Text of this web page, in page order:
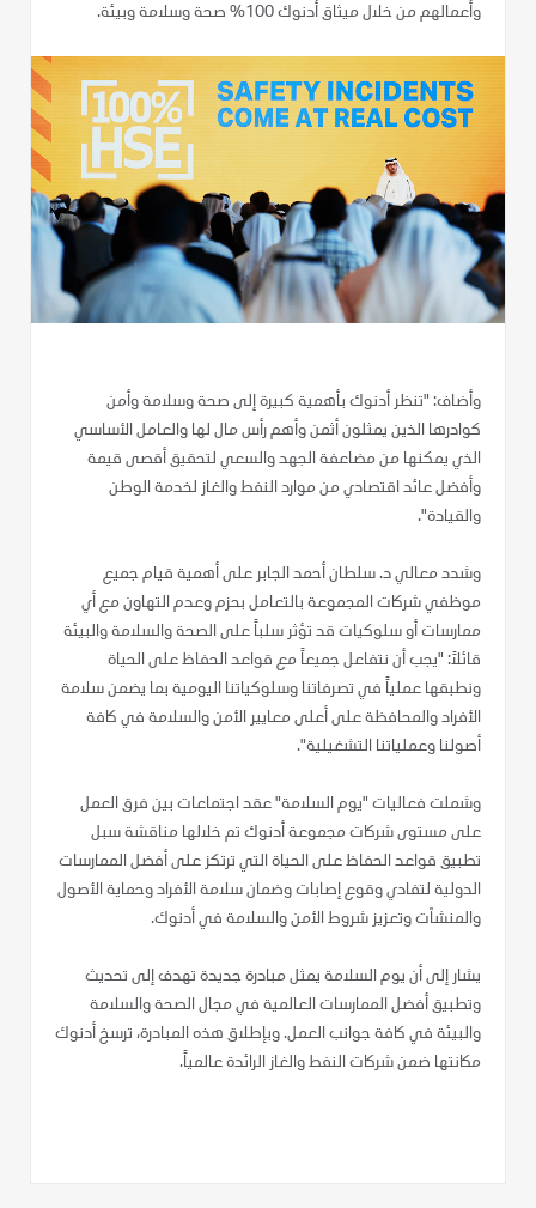
وأعمالهم من خلال ميثاق أدنوك 100% صحة وسلامة وبيئة.
وأضاف: "تنظر أدنوك بأهمية كبيرة إلى صحة وسلامة وأمن
كوادرها الذين يمثلون أثمن وأهم رأس مال لها والعامل الأساسي
الذي يمكنها من مضاعفة الجهد والسعي لتحقيق أقصى قيمة
وأفضل عائد اقتصادي من موارد النفط والغاز لخدمة الوطن
والقيادة".
وشدد معالي د. سلطان أحمد الجابر على أهمية قيام جميع
موظفي شركات المجموعة بالتعامل بحزم وعدم التهاون مع أي
ممارسات أو سلوكيات قد تؤثر سلباً على الصحة والسلامة والبيئة
قائلاً: "يجب أن نتفاعل جميعاً مع قواعد الحفاظ على الحياة
ونطبقها عملياً في تصرفاتنا وسلوكياتنا اليومية بما يضمن سلامة
الأفراد والمحافظة على أعلى معايير الأمن والسلامة في كافة
أصولنا وعملياتنا التشغيلية".
وشملت فعاليات "يوم السلامة" عقد اجتماعات بين فرق العمل
على مستوى شركات مجموعة أدنوك تم خلالها مناقشة سبل
تطبيق قواعد الحفاظ على الحياة التي ترتكز على أفضل الممارسات
الدولية لتفادي وقوع إصابات وضمان سلامة الأفراد وحماية الأصول
والمنشآت وتعزيز شروط الأمن والسلامة في أدنوك.
يشار إلى أن يوم السلامة يمثل مبادرة جديدة تهدف إلى تحديث
وتطبيق أفضل الممارسات العالمية في مجال الصحة والسلامة
والبيئة في كافة جوانب العمل. وبإطلاق هذه المبادرة، ترسخ أدنوك
مكانتها ضمن شركات النفط والغاز الرائدة عالمياً.